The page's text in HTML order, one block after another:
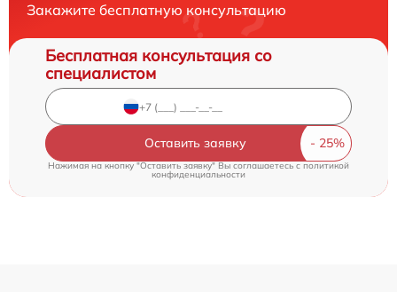
Закажите бесплатную консультацию
Бесплатная консультация со
специалистом
Оставить заявку
Нажимая на кнопку "Оставить заявку" Вы соглашаетесь c политикой
конфиденциальности